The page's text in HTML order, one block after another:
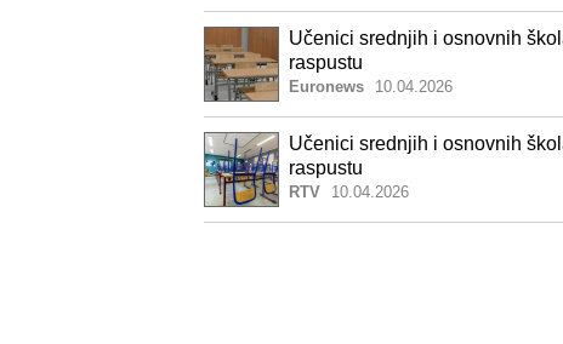
Učenici srednjih i osnovnih
raspustu
Euronews 10.04.2026
Učenici srednjih i osnovnih
raspustu
RTV 10.04.2026